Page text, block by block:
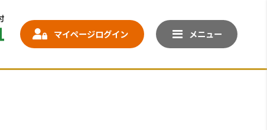
マイページログイン メニュー